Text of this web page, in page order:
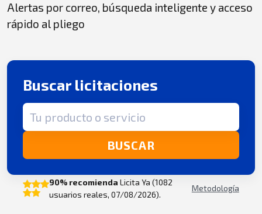
Alertas por correo, búsqueda inteligente y acceso
rápido al pliego
Buscar licitaciones
Término de búsqueda
BUSCAR
90% recomienda Licita Ya (1082
usuarios reales, 07/08/2026).
Metodología